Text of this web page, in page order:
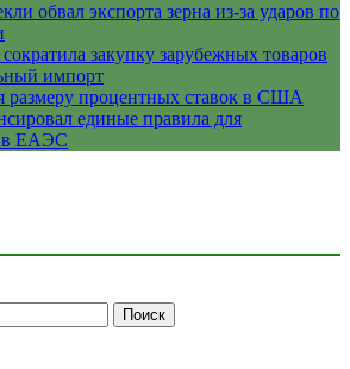
обвал экспорта зерна из-за ударов по
закупку зарубежных товаров
импорт
размеру процентных ставок в США
единые правила для
в ЕАЭС